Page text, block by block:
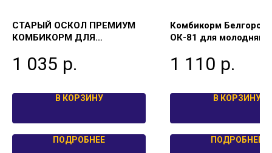
СТАРЫЙ ОСКОЛ ПРЕМИУМ
КОМБИКОРМ ДЛЯ
1 035 р.
В КОРЗИНУ
ПОДРОБНЕЕ
Комбикорм
ОК-81 для молодняка
25 кг
1 110 р.
В КОРЗИНУ
ПОДРОБНЕЕ